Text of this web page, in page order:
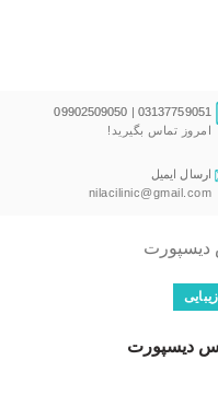
03137759051 | 09902509050
امروز تماس بگیرید!
ارسال ایمیل
nilacilinic@gmail.com
دیسپورت
زیبایی
دیسپورت